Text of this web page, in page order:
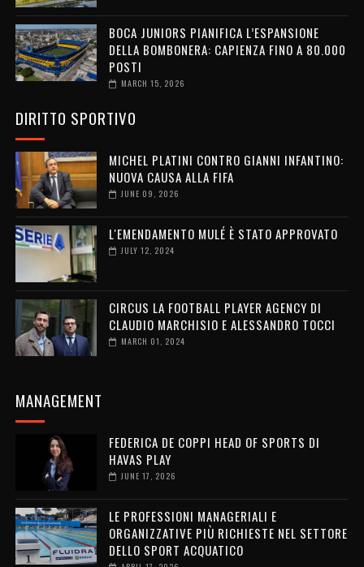
BOCA JUNIORS PIANIFICA L’ESPANSIONE
DELLA BOMBONERA: CAPIENZA FINO A 80.000
POSTI
MARCH 15, 2026
DIRITTO SPORTIVO
MICHEL PLATINI CONTRO GIANNI INFANTINO:
NUOVA CAUSA ALLA FIFA
JUNE 09, 2026
L'EMENDAMENTO MULÉ È STATO APPROVATO
JULY 12, 2024
CIRCUS LA FOOTBALL PLAYER AGENCY DI
CLAUDIO MARCHISIO E ALESSANDRO TOCCI
MARCH 01, 2024
MANAGEMENT
FEDERICA DE COPPI HEAD OF SPORTS DI
HAVAS PLAY
JUNE 17, 2026
LE PROFESSIONI MANAGERIALI E
ORGANIZZATIVE PIÙ RICHIESTE NEL SETTORE
DELLO SPORT ACQUATICO